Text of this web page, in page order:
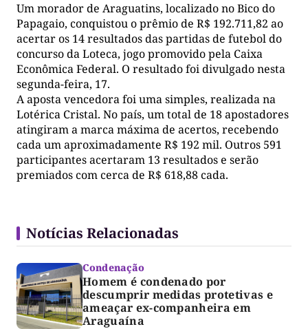
Um morador de Araguatins, localizado no Bico do
Papagaio, conquistou o prêmio de R$ 192.711,82 ao
acertar os 14 resultados das partidas de futebol do
concurso da Loteca, jogo promovido pela Caixa
Econômica Federal. O resultado foi divulgado nesta
segunda-feira, 17.
A aposta vencedora foi uma simples, realizada na
Lotérica Cristal. No país, um total de 18 apostadores
atingiram a marca máxima de acertos, recebendo
cada um aproximadamente R$ 192 mil. Outros 591
participantes acertaram 13 resultados e serão
premiados com cerca de R$ 618,88 cada.
Notícias Relacionadas
Condenação
Homem é condenado por
descumprir medidas protetivas e
ameaçar ex-companheira em
Araguaína